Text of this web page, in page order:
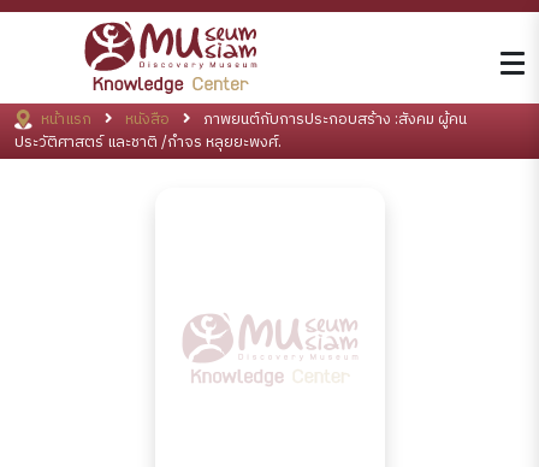
หน้าแรก หนังสือ
ภาพยนต์กับการประกอบสร้าง :สังคม ผู้คน
ประวัติศาสตร์ และชาติ /กำจร หลุยยะพงศ์.